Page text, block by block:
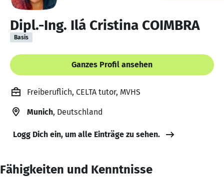
Dipl.-Ing. Ilá Cristina COIMBRA
Basis
Ganzes Profil ansehen
Freiberuflich, CELTA tutor, MVHS
Munich, Deutschland
Logg Dich ein, um alle Einträge zu sehen.
Fähigkeiten und Kenntnisse